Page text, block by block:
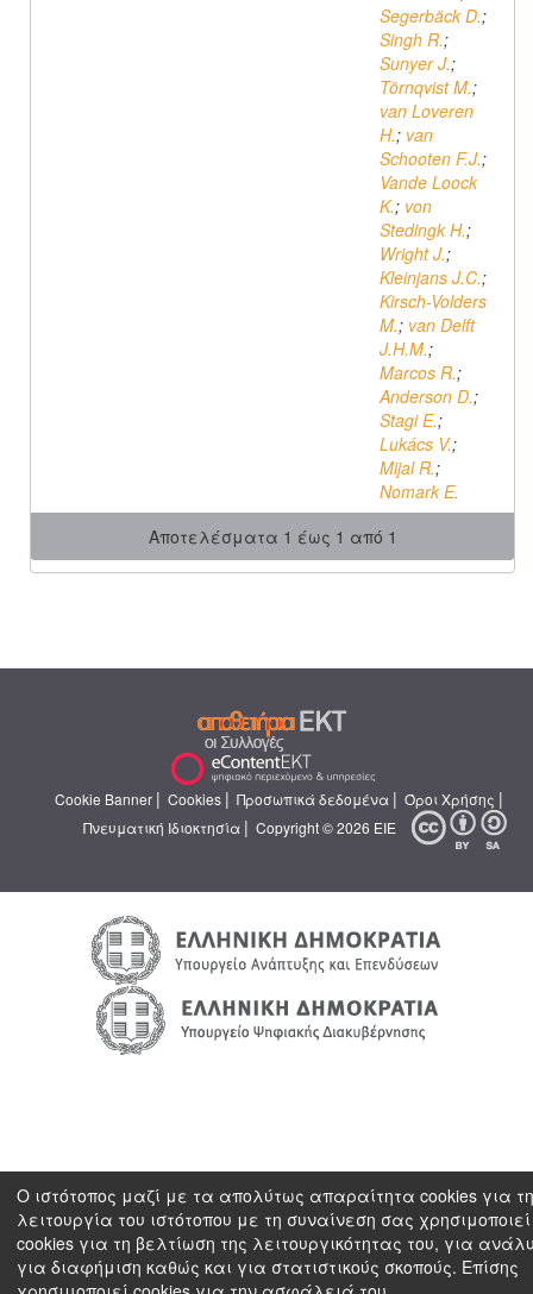
Segerbäck D.;
Singh R.;
Sunyer J.;
Törnqvist M.;
van Loveren
H.; van
Schooten F.J.;
Vande Loock
K.; von
Stedingk H.;
Wright J.;
Kleinjans J.C.;
Kirsch-Volders
M.; van Delft
J.H.M.;
Marcos R.;
Anderson D.;
Stagi E.;
Lukács V.;
Mijal R.;
Nomark E.
Αποτελέσματα 1 έως 1 από 1
Cookie Banner | Cookies | Προσωπικά δεδομένα | Όροι Χρήσης |
Πνευματική Ιδιοκτησία | Copyright © 2026 ΕΙΕ
Ο ιστότοπος μαζί με τα απολύτως απαραίτητα cookies για
λειτουργία του ιστότοπου με τη συναίνεση σας χρησιμοποιεί
cookies για τη βελτίωση της λειτουργικότητας του, για
για διαφήμιση καθώς και για στατιστικούς σκοπούς. Επίσης